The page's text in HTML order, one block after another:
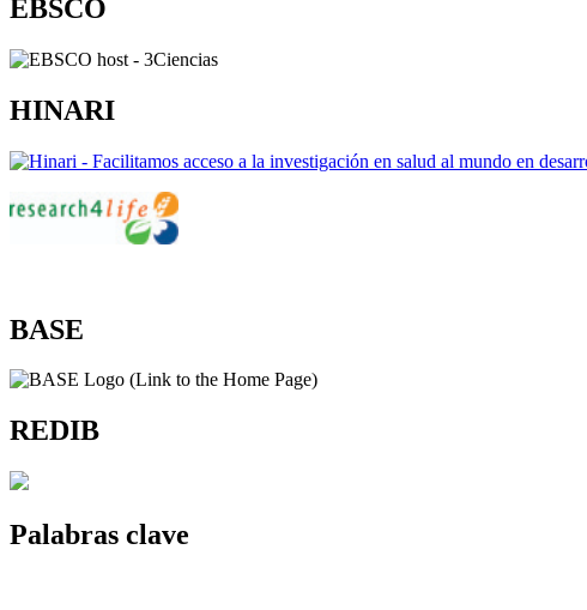
EBSCO
HINARI
BASE
REDIB
Palabras clave